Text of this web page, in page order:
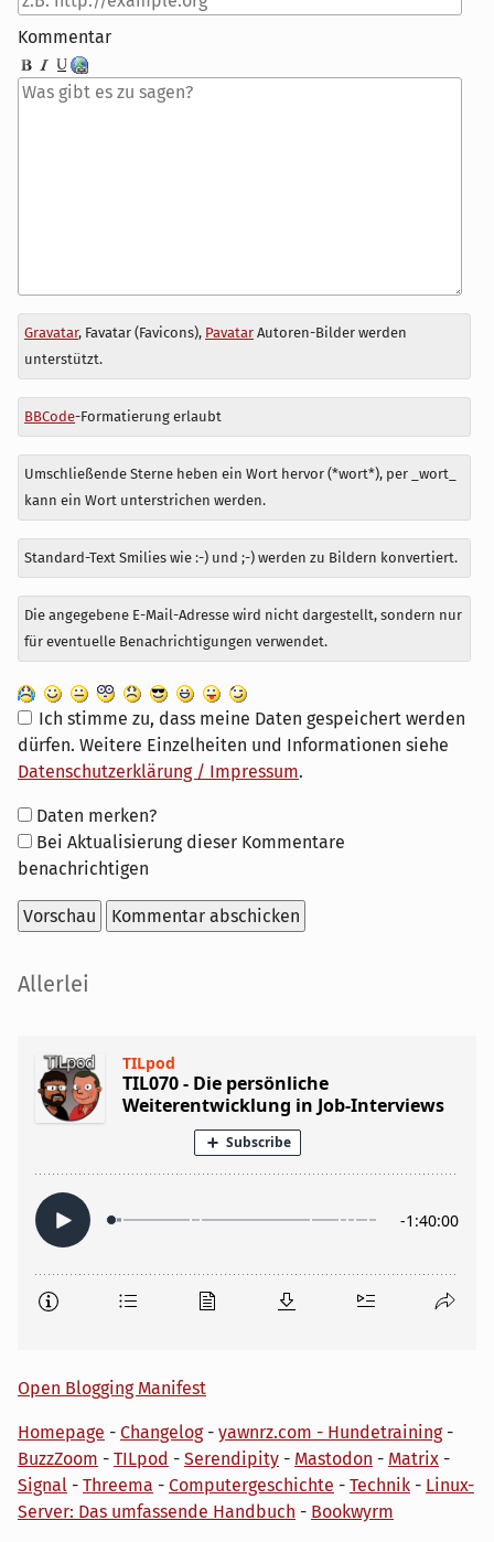
Kommentar
Antwort
zu
Gravatar, Favatar (Favicons), PavatarAutoren-Bilder werden
unterstützt.
BBCode-Formatierung erlaubt
Umschließende Sterne heben ein Wort hervor (*wort*), per _wort_
kann ein Wort unterstrichen werden.
Standard-Text Smilies wie :-) und ;-) werden zu Bildern konvertiert.
Die angegebene E-Mail-Adresse wird nicht dargestellt, sondern nur
für eventuelle Benachrichtigungen verwendet.
Ich stimme zu, dass meine Daten gespeichert werden
dürfen. Weitere Einzelheiten und Informationen siehe
Datenschutzerklärung / Impressum.
Formular-
Optionen
Daten merken?
Bei Aktualisierung dieser Kommentare
benachrichtigen
Seitenleiste
Allerlei
Open Blogging Manifest
Homepage - Changelog- yawnrz.com - Hundetraining-
BuzzZoom - TILpod - Serendipity - Mastodon - Matrix -
Signal - Threema - Computergeschichte - Technik - Linux-
Server: Das umfassende Handbuch - Bookwyrm